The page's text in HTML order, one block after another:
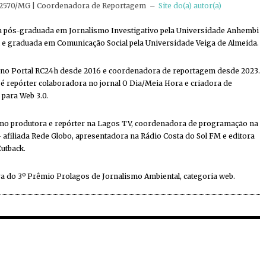
MG | Coordenadora de Reportagem – Site do(a) autor(a)
pós-graduada em Jornalismo Investigativo pela Universidade Anhembi
graduada em Comunicação Social pela Universidade Veiga de Almeida.
Portal RC24h desde 2016 e coordenadora de reportagem desde 2023.
repórter colaboradora no jornal O Dia/Meia Hora e criadora de
Web 3.0.
produtora e repórter na Lagos TV, coordenadora de programação na
Rede Globo, apresentadora na Rádio Costa do Sol FM e editora
do 3º Prêmio Prolagos de Jornalismo Ambiental, categoria web.